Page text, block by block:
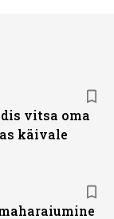
vitsa oma
käivale